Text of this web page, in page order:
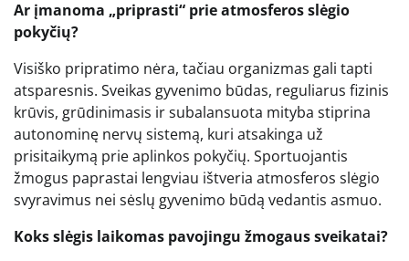
Ar įmanoma „priprasti“ prie atmosferos slėgio
pokyčių?
Visiško pripratimo nėra, tačiau organizmas gali tapti
atsparesnis. Sveikas gyvenimo būdas, reguliarus fizinis
krūvis, grūdinimasis ir subalansuota mityba stiprina
autonominę nervų sistemą, kuri atsakinga už
prisitaikymą prie aplinkos pokyčių. Sportuojantis
žmogus paprastai lengviau ištveria atmosferos slėgio
svyravimus nei sėslų gyvenimo būdą vedantis asmuo.
Koks slėgis laikomas pavojingu žmogaus sveikatai?